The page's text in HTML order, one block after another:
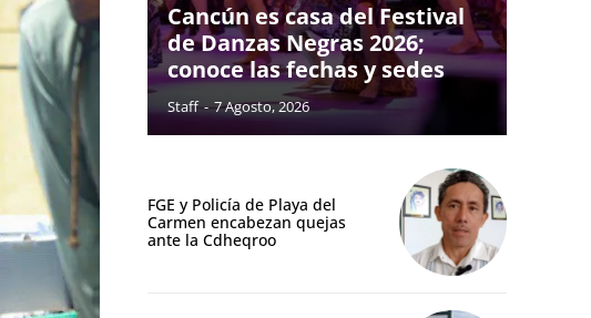
Cancún es casa del Festival
de Danzas Negras 2026;
conoce las fechas y sedes
Staff - 7 Agosto, 2026
FGE y Policía de Playa del
Carmen encabezan quejas
ante la Cdheqroo